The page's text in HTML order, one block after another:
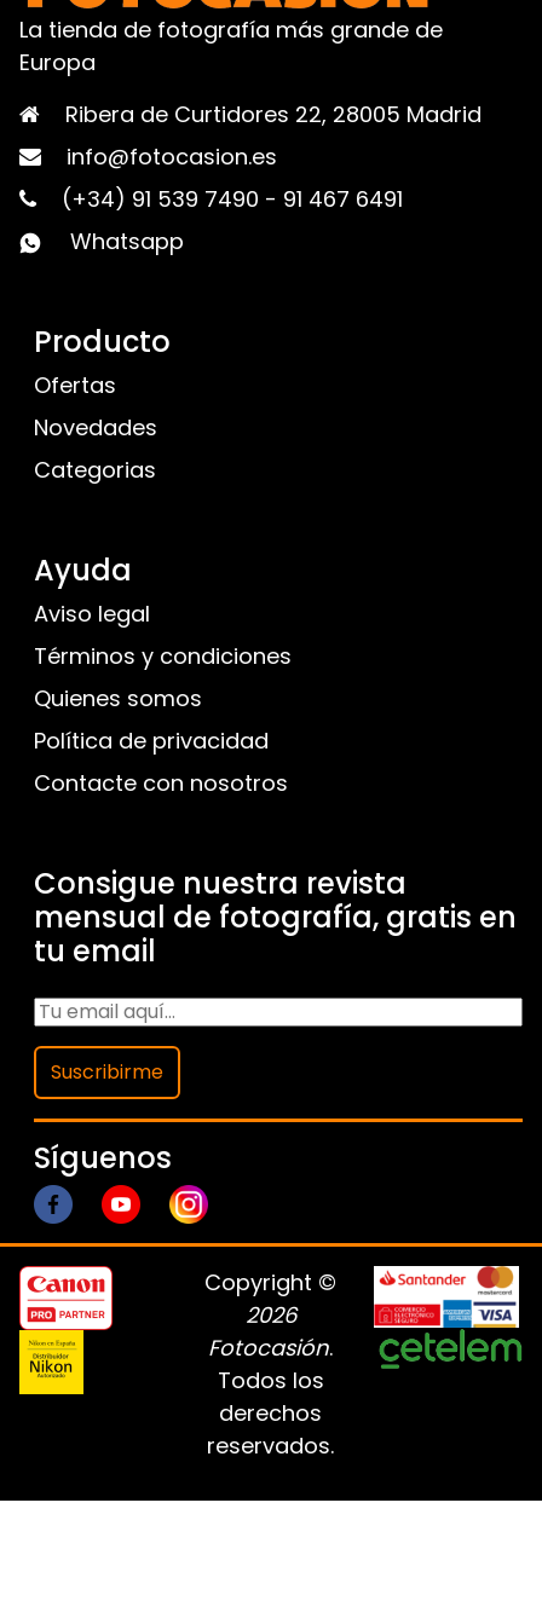
La tienda de fotografía más grande de
Europa
Ribera de Curtidores 22, 28005 Madrid
info@fotocasion.es
(+34) 91 539 7490 - 91 467 6491
Whatsapp
Producto
Ofertas
Novedades
Categorias
Ayuda
Aviso legal
Términos y condiciones
Quienes somos
Política de privacidad
Contacte con nosotros
Consigue nuestra revista
mensual de fotografía, gratis en
tu email
Suscribirme
Síguenos
Copyright ©
2026
Fotocasión.
Todos los
derechos
reservados.